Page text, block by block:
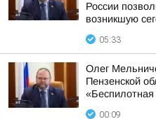
России
возникшую
05:33
Олег
Пензенской
«Беспилотная
00:09